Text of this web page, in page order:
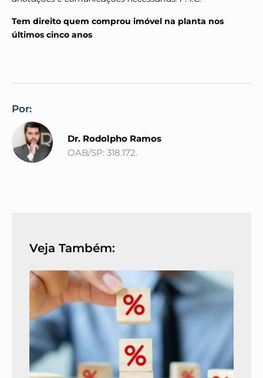
Tem direito quem comprou imóvel na planta nos
últimos cinco anos
Por:
Dr. Rodolpho Ramos
OAB/SP: 318.172.
Veja Também: